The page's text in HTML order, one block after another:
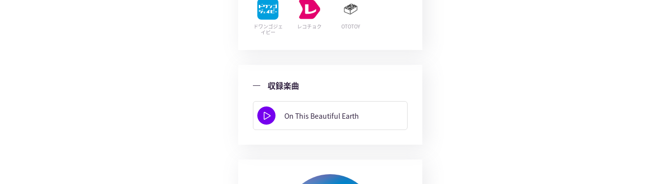
ドワンゴジェ
イピー
レコチョク OTOTOY
収録楽曲
On This Beautiful Earth